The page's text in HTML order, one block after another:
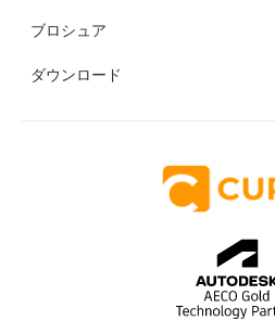
ブロシュア
ダウンロード